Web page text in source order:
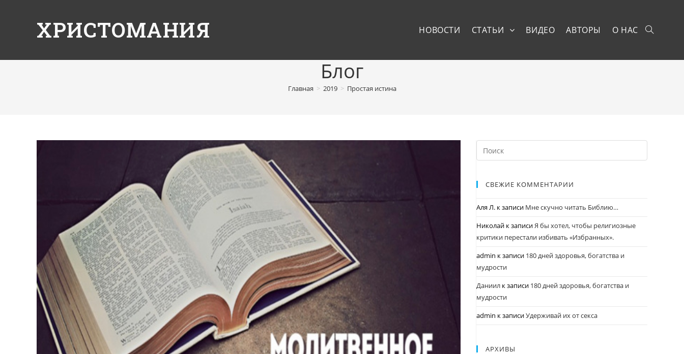
ХРИСТОМАНИЯ НОВОСТИ СТАТЬИ ВИДЕО АВТОРЫ О НАС
Блог
Главная > 2019 > Простая истина
СВЕЖИЕ КОММЕНТАРИИ
Аля Л. к записи Мне скучно читать Библию…
Николай к записиЯ бы хотел, чтобы религиозные
критики перестали избивать «Избранных».
admin к записи 180 дней здоровья, богатства и
мудрости
Даниил к записи 180 дней здоровья, богатства и
мудрости
admin к записиУдерживай их от секса
АРХИВЫ